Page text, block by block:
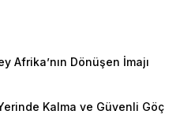
Afrika’nın Dönüşen İmajı
Kalma ve Güvenli Göç